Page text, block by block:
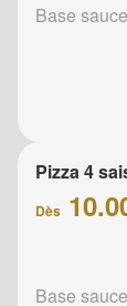
Base
Pizza 4
Dès
Base